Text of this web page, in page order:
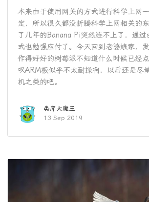
本来由于使用网关的方式进行科学上网
定，所以很久都没折腾科学上网相关的
了几年的Banana Pi突然连不上了，通
式也勉强应付了。今天回到老婆娘家，
作得好好的树莓派不知道什么时候已经
叹ARM板似乎不太耐操啊，以后还是尽
机之类的吧。
类库大魔王
13 Sep 2019